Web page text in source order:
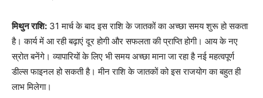
मिथुन राशि: 31 मार्च के बाद इस राशि के जातकों का अच्छा समय शुरू हो सकता
है। कार्य में आ रही बढ़ाएं दूर होगी और सफलता की प्राप्ति होगी। आय के नए
स्रोत बनेंगे। व्यापारियों के लिए भी समय अच्छा माना जा रहा है नई महत्वपूर्ण
डील्स फाइनल हो सकती है। मीन राशि के जातकों को इस राजयोग का बहुत ही
लाभ मिलेगा।